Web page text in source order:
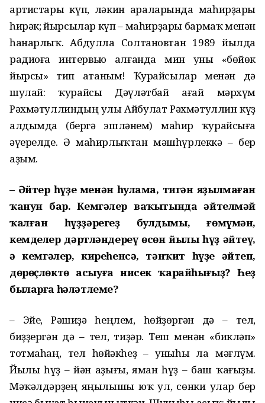
артистары күп, ләкин араларында маһирҙары
һирәк; йырсылар күп – маһирҙары бармаҡ менән
һанарлыҡ. Абдулла Солтановтан 1989 йылда
радиоға интервью алғанда мин уны «бөйөк
йырсы» тип атаным! Ҡурайсылар менән дә
шулай: ҡурайсы Дәүләтбай ағай мәрхүм
Рәхмәтуллиндың улы Айбулат Рәхмәтуллин күҙ
алдымда (бергә эшләнем) маһир ҡурайсыға
әүерелде. Ә маһирлыҡтан мәшһүрлеккә – бер
аҙым.
– Әйтер һүҙең менән һуңлама, тигән яҙылмаған
ҡанун бар. Кемгәлер ваҡытында әйтелмәй
ҡалған һүҙҙәрегеҙ булдымы, ғөмүмән,
кемделер дәртләндереү өсөн йылы һүҙ әйтеү,
ә кемгәлер, киреһенсә, тәнҡит һүҙе әйтеп,
дөрөҫлөктө асыуға нисек ҡарайһығыҙ? Һеҙ
быларға һәләтлеме?
– Эйе, Рәшиҙә һеңлем, һөйҙөргән дә – тел,
биҙҙергән дә – тел, тиҙәр. Теш менән «бикләп»
тотмаһаң, тел һөйәкһеҙ – уныһы ла мәғлүм.
Йылы һүҙ – йән аҙығы, яман һүҙ – баш ҡағыҙы.
Мәҡәлдәрҙең яңылышы юҡ ул, сөнки улар бер